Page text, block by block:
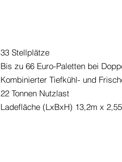
33 Stellplätze
Bis zu 66 Euro-Paletten bei
Kombinierter Tiefkühl- und
22 Tonnen Nutzlast
Ladefläche (LxBxH) 13,2m x